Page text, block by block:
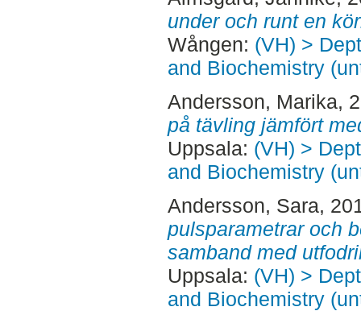
under och runt en
Wången: (VH) >
and Biochemistry
Andersson, Marika,
på tävling jämfört
Uppsala: (VH) >
and Biochemistry
Andersson, Sara,
pulsparametrar och
samband med
Uppsala: (VH) >
and Biochemistry